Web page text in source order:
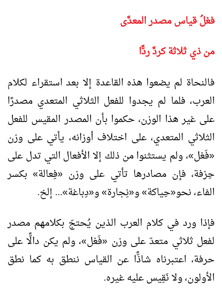
فعْلُ قياس مصدر المعدَّى
من ذي ثلاثة كردَّ ردًّا
فالنحاة لم يضعوا هذه القاعدة إلا بعد استقراء لكلام
العرب، فلما لم يجدوا للفعل الثلاثي المتعدي مصدرًا
على غير هذا الوزن، حكموا بأن المصدر المقيس للفعل
الثلاثي المتعدي، على اختلاف أوزانه، يأتي على وزن
«فَعْل»، ولم يستثنوا من ذلك إلا الأفعال التي تدل على
حِرْفة، فإن مصادرها تأتي على وزن «فِعالة» بكسر
الفاء، نحو«حِياكة» و«نِجارة» و«دِباغة»... إلخ.
فإذا ورد في كلام العرب الذين يُحتجّ بكلامهم مصدر
لفعل ثلاثي متعدّ على وزن «فَعْل»، ولم يكن دالًّا على
حرفة، اعتبرناه شاذًّا عن القياس ننطق به كما نطق
الأولون، ولا نَقِيس عليه غيره.